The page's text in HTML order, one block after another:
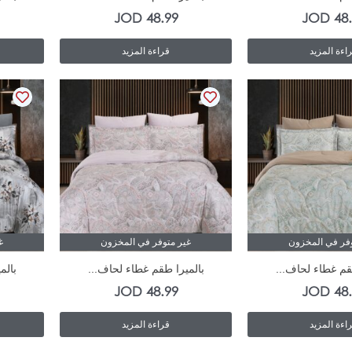
JOD
المزيد
48.99
JOD
قراءة المزيد
في المخزون
غطاء لحاف...
JOD
المزيد
غير متوفر في المخزون
بالميرا طقم غطاء لحاف...
48.99
JOD
قراءة المزيد